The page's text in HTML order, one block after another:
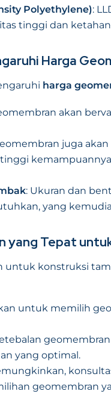
Polyethylene):
tinggi dan
Harga
harga
akan
juga
: Ukuran dan
yang
yang Tepat
untuk konstruksi
untuk memilih
yang optimal.
geomembran